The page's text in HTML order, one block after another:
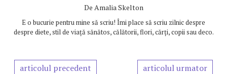
De Amalia Skelton
E o bucurie pentru mine să scriu! Îmi place să scriu zilnic despre
despre diete, stil de viață sănătos, călătorii, flori, cărți, copii sau deco.
articolul precedent articolul urmator